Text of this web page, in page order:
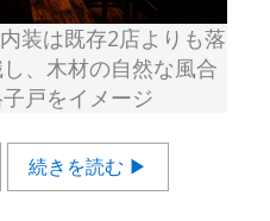
装は既存2店よりも落
、木材の自然な風合
戸をイメージ
続きを読む ▶